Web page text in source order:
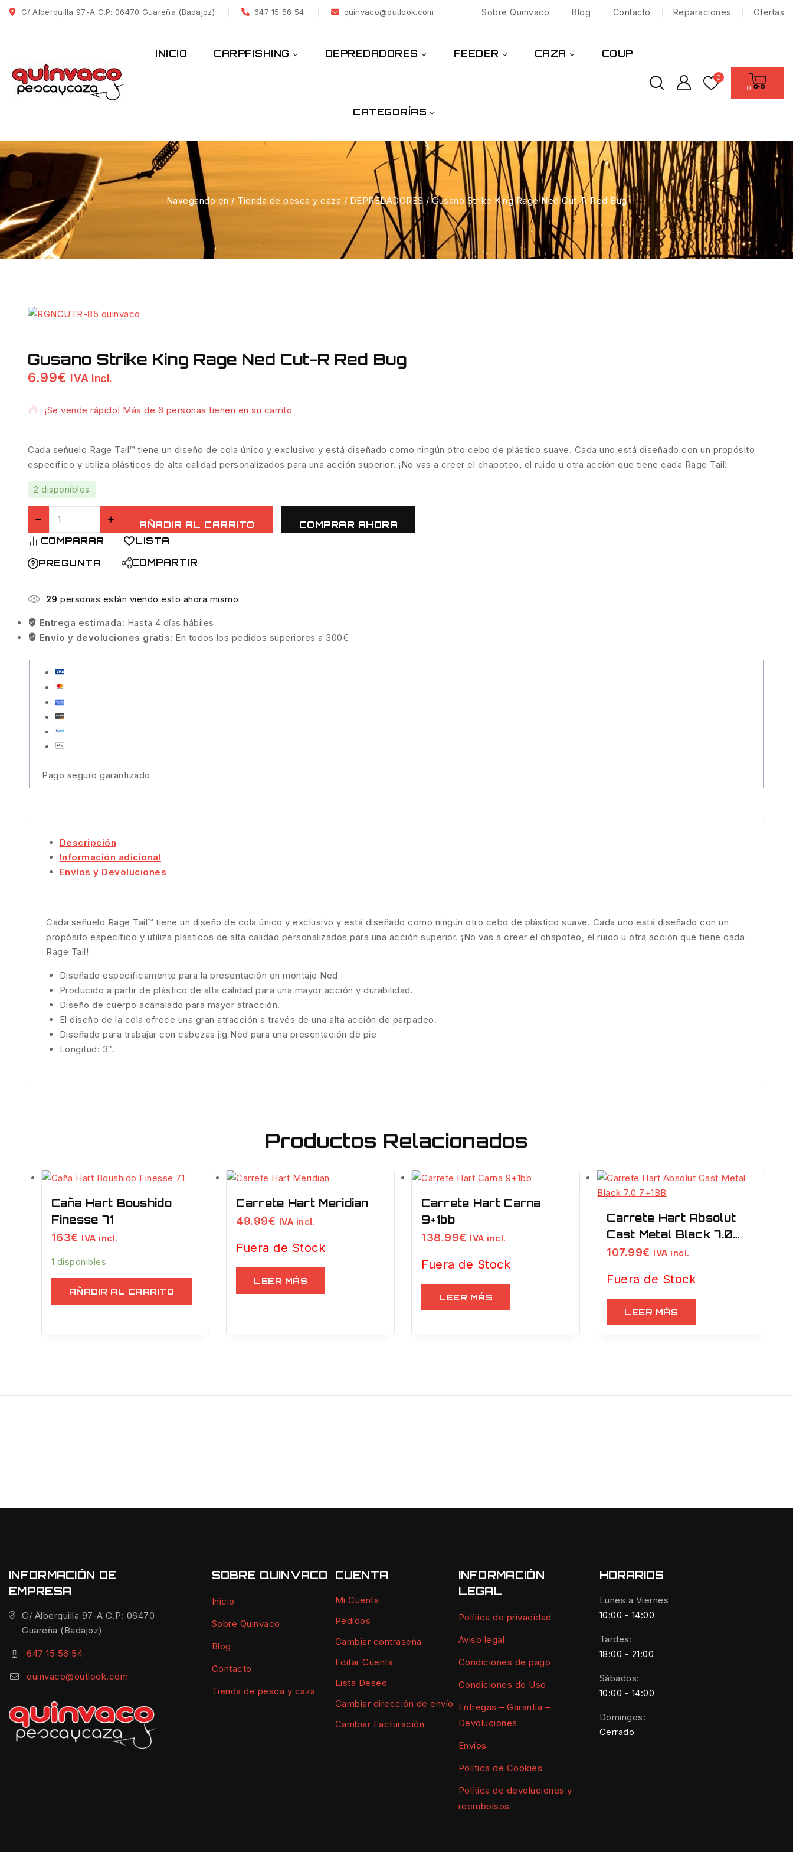
Saltar
al
C/ Alberquilla 97-A C.P: 06470 Guareña (Badajoz) 647 15 56 54 quinvaco@outlook.com Sobre Quinvaco Blog Contacto Reparaciones Ofertas
INICIO CARPFISHING DEPREDADORES FEEDER CAZA COUP
CATEGORÍAS
0
0
Navegando en / Tienda de pesca y caza / DEPREDADORES / Gusano Strike King Rage Ned Cut-R Red Bug
Gusano Strike King Rage Ned Cut-R Red Bug
6.99€ IVA incl.
7 productos vendidos en las últimas 6 horas
¡Se vende rápido! Más de 6 personas tienen en su carrito
Cada señuelo Rage Tail™ tiene un diseño de cola único y exclusivo y está diseñado como ningún otro cebo de plástico suave. Cada uno está diseñado con un propósito
específico y utiliza plásticos de alta calidad personalizados para una acción superior. ¡No vas a creer el chapoteo, el ruido u otra acción que tiene cada Rage Tail!
2 disponibles
King
Rage
Ned
R
Red
Bug
AÑADIR AL CARRITO
COMPRAR AHORA
COMPARAR
LISTA
PREGUNTA
COMPARTIR
29 personas están viendo esto ahora mismo
Entrega estimada: Hasta 4 días hábiles
Envío y devoluciones gratis: En todos los pedidos superiores a 300€
Pago seguro garantizado
Descripción
Información adicional
Envíos y Devoluciones
Cada señuelo Rage Tail™ tiene un diseño de cola único y exclusivo y está diseñado como ningún otro cebo de plástico suave. Cada uno está diseñado con un
propósito específico y utiliza plásticos de alta calidad personalizados para una acción superior. ¡No vas a creer el chapoteo, el ruido u otra acción que tiene cada
Rage Tail!
Diseñado específicamente para la presentación en montaje Ned
Producido a partir de plástico de alta calidad para una mayor acción y durabilidad.
Diseño de cuerpo acanalado para mayor atracción.
El diseño de la cola ofrece una gran atracción a través de una alta acción de parpadeo.
Diseñado para trabajar con cabezas jig Ned para una presentación de pie
Longitud: 3″.
Productos Relacionados
Caña Hart Boushido
Finesse 71
163€ IVA incl.
1 disponibles
AÑADIR AL CARRITO
Carrete Hart Meridian
49.99€ IVA incl.
Fuera de Stock
LEER MÁS
Carrete Hart Carna
9+1bb
138.99€ IVA incl.
Fuera de Stock
LEER MÁS
Carrete Hart Absolut
Cast Metal Black 7.0
7+1BB
107.99€ IVA incl.
Fuera de Stock
LEER MÁS
INFORMACIÓN DE
EMPRESA
C/ Alberquilla 97-A C.P: 06470
Guareña (Badajoz)
647 15 56 54
quinvaco@outlook.com
SOBRE QUINVACO
Inicio
Sobre Quinvaco
Blog
Contacto
Tienda de pesca y caza
CUENTA
Mi Cuenta
Pedidos
Cambiar contraseña
Editar Cuenta
Lista Deseo
Cambiar dirección de envío
Cambiar Facturación
INFORMACIÓN
LEGAL
Política de privacidad
Aviso legal
Condiciones de pago
Condiciones de Uso
Entregas – Garantía –
Devoluciones
Envíos
Política de Cookies
Política de devoluciones y
reembolsos
HORARIOS
Lunes a Viernes
10:00 - 14:00
Tardes:
18:00 - 21:00
Sábados:
10:00 - 14:00
Domingos:
Cerrado